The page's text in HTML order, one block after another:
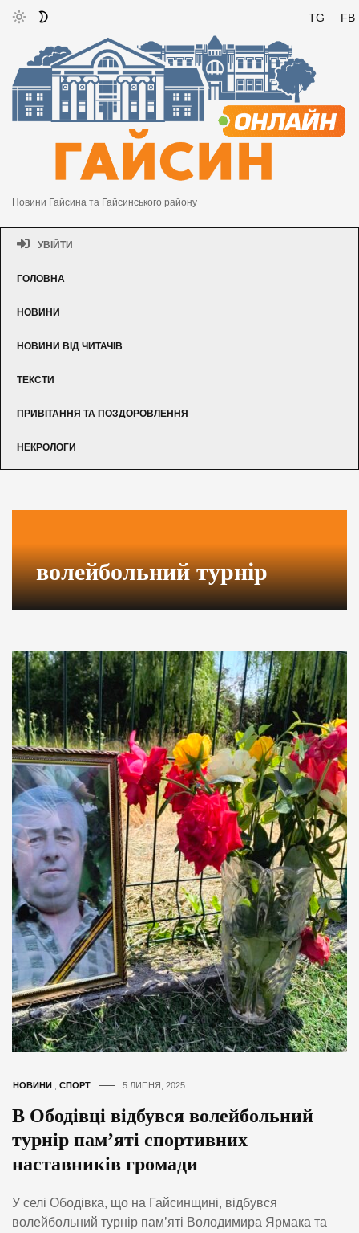
FB
TG
Новини Гайсина та Гайсинського району
УВІЙТИ
ГОЛОВНА
НОВИНИ
НОВИНИ ВІД ЧИТАЧІВ
ТЕКСТИ
ПРИВІТАННЯ ТА ПОЗДОРОВЛЕННЯ
НЕКРОЛОГИ
волейбольний турнір
НОВИНИ СПОРТ 5 ЛИПНЯ, 2025
В Ободівці відбувся волейбольний
турнір пам’яті спортивних
наставників громади
У селі Ободівка, що на Гайсинщині, відбувся
волейбольний турнір пам’яті Володимира Ярмака та